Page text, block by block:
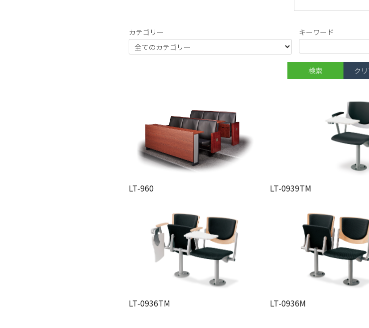
カテゴリー キーワード
LT-960 LT-0939TM
LT-0936TM LT-0936M